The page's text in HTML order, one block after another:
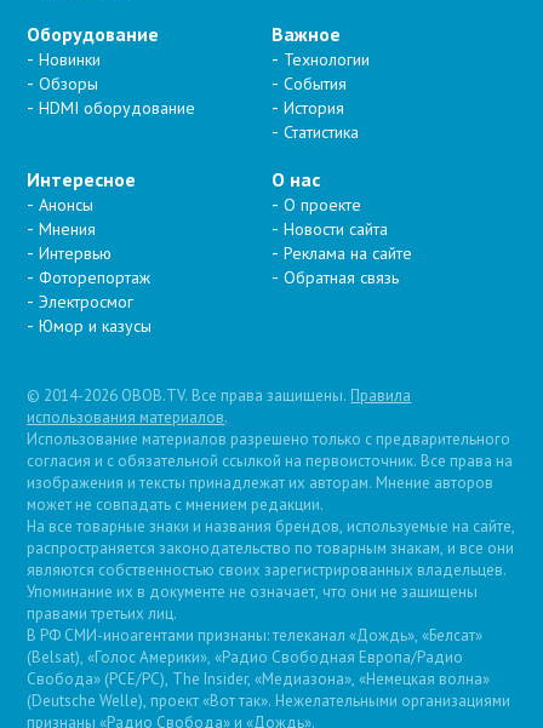
Оборудование
Новинки
Обзоры
HDMI оборудование
Важное
Технологии
События
История
Статистика
Интересное
Анонсы
Мнения
Интервью
Фоторепортаж
Электросмог
Юмор и казусы
О нас
О проекте
Новости сайта
Реклама на сайте
Обратная связь
© 2014-2026 OBOB.TV. Все права защищены. Правила
использования материалов.
Использование материалов разрешено только с предварительного
согласия и с обязательной ссылкой на первоисточник. Все права на
изображения и тексты принадлежат их авторам. Мнение авторов
может не совпадать с мнением редакции.
На все товарные знаки и названия брендов, используемые на сайте,
распространяется законодательство по товарным знакам, и все они
являются собственностью своих зарегистрированных владельцев.
Упоминание их в документе не означает, что они не защищены
правами третьих лиц.
В РФ СМИ-иноагентами признаны: телеканал «Дождь», «Белсат»
(Belsat), «Голос Америки», «Радио Свободная Европа/Радио
Свобода» (PCE/PC), The Insider, «Медиазона», «Немецкая волна»
(Deutsche Welle), проект «Вот так». Нежелательными организациями
признаны «Радио Свобода» и «Дождь».